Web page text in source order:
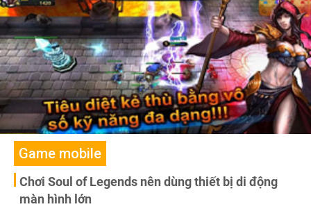
Game mobile
Chơi Soul of Legends nên dùng thiết bị di động
màn hình lớn